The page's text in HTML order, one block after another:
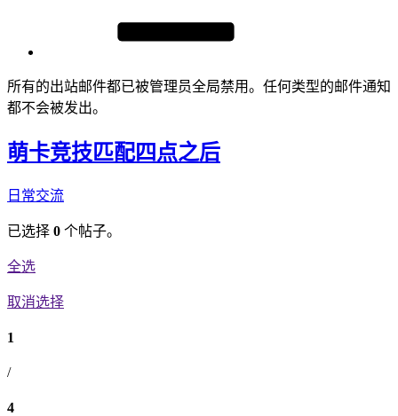
所有的出站邮件都已被管理员全局禁用。任何类型的邮件通知
都不会被发出。
萌卡竞技匹配四点之后
日常交流
已选择 0 个帖子。
全选
取消选择
1
/
4